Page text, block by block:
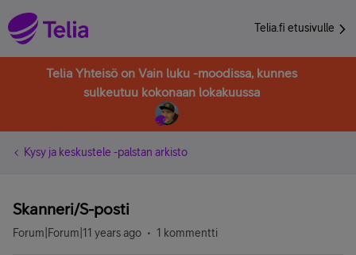
Telia.fi etusivulle
Telia Yhteisö on Vain luku -moodissa, kunnes
sulkeutuu kokonaan lokakuussa
Kysy ja keskustele -palstan arkisto
Skanneri/S-posti
Forum|Forum|11 years ago 1 kommentti